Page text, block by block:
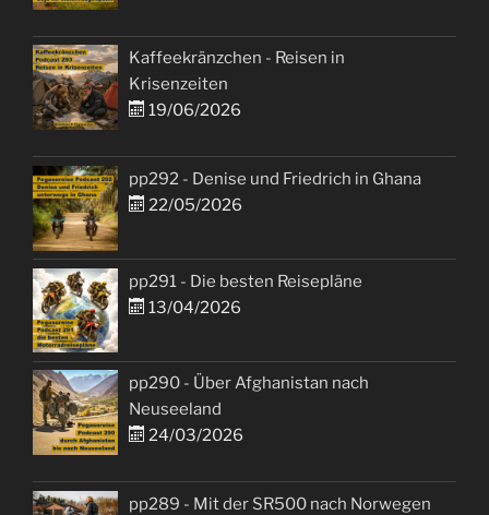
Kaffeekränzchen - Reisen in
Krisenzeiten
19/06/2026
pp292 - Denise und Friedrich in Ghana
22/05/2026
pp291 - Die besten Reisepläne
13/04/2026
pp290 - Über Afghanistan nach
Neuseeland
24/03/2026
pp289 - Mit der SR500 nach Norwegen